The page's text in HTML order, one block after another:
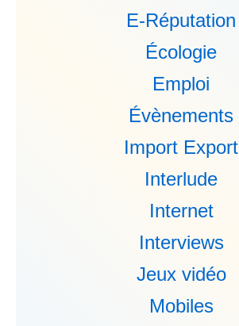
E-Réputation
Écologie
Emploi
Évènements
Import Export
Interlude
Internet
Interviews
Jeux vidéo
Mobiles